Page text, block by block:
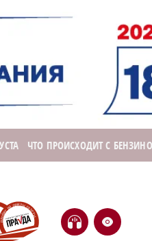
ЧТО ПРОИСХОДИТ С
H e